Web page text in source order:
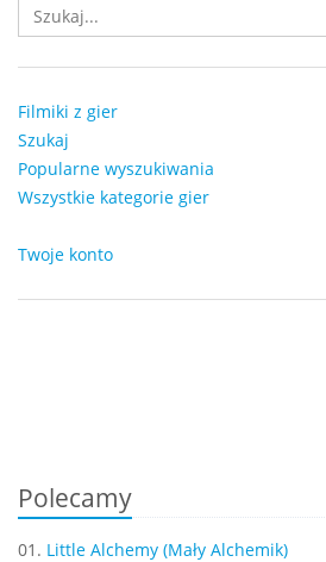
Filmiki z gier
Szukaj
Popularne wyszukiwania
Wszystkie kategorie gier
Twoje konto
Polecamy
01. Little Alchemy (Mały Alchemik)